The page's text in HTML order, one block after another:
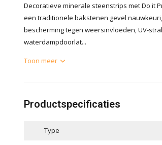
Decoratieve minerale steenstrips met Do it
een traditionele bakstenen gevel
bescherming tegen weersinvloeden, UV-
waterdampdoorlat...
Toon meer
Productspecificaties
Type